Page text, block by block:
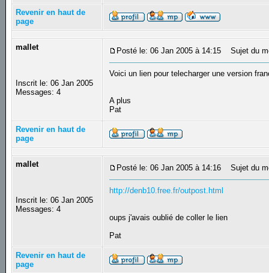
Revenir en haut de
page
mallet
Inscrit le: 06 Jan 2005
Messages: 4
Posté le: 06 Jan 2005 à 14:15 Sujet du
Voici un lien pour telecharger une version
A plus
Pat
Revenir en haut de
page
mallet
Inscrit le: 06 Jan 2005
Messages: 4
Posté le: 06 Jan 2005 à 14:16 Sujet du
http://denb10.free.fr/outpost.html
oups j'avais oublié de coller le lien
Pat
Revenir en haut de
page